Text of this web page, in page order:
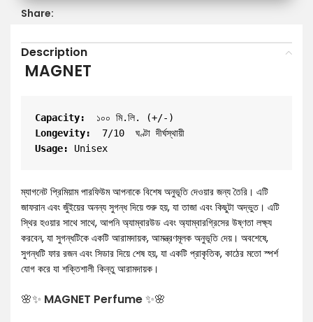
Share:
Description
MAGNET
Capacity:
১০০ মি.লি. (+/-)
Longevity:
7/10  ঘণ্টা দীর্ঘস্থায়ী
Usage:
Unisex
ম্যাগনেট প্রিমিয়াম পারফিউম আপনাকে বিশেষ অনুভূতি দেওয়ার জন্য তৈরি। এটি
জাফরান এবং জুঁইয়ের অনন্য সুগন্ধ দিয়ে শুরু হয়, যা তাজা এবং কিছুটা অদ্ভুত। এটি
স্থির হওয়ার সাথে সাথে, আপনি অ্যাম্বারউড এবং অ্যাম্বারগ্রিসের উষ্ণতা লক্ষ্য
করবেন, যা সুগন্ধটিকে একটি আরামদায়ক, আমন্ত্রণমূলক অনুভূতি দেয়। অবশেষে,
সুগন্ধটি ফার রজন এবং সিডার দিয়ে শেষ হয়, যা একটি প্রাকৃতিক, কাঠের মতো স্পর্শ
যোগ করে যা শক্তিশালী কিন্তু আরামদায়ক।
🌸✨ MAGNET Perfume✨🌸